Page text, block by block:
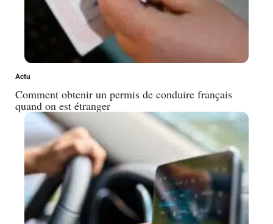
Actu
Comment obtenir un permis de conduire français
quand on est étranger